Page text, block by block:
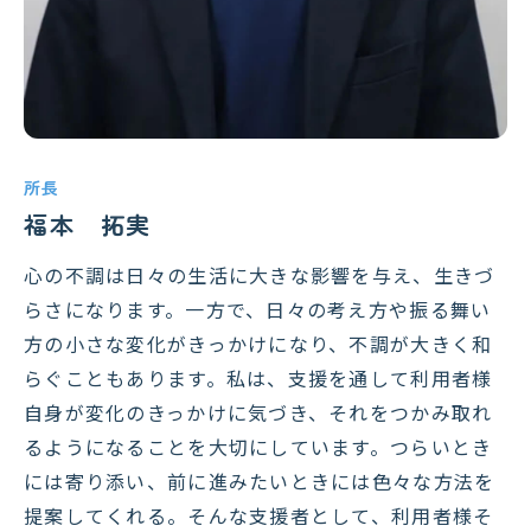
所長
福本 拓実
心の不調は日々の生活に大きな影響を与え、生きづ
らさになります。一方で、日々の考え方や振る舞い
方の小さな変化がきっかけになり、不調が大きく和
らぐこともあります。私は、支援を通して利用者様
自身が変化のきっかけに気づき、それをつかみ取れ
るようになることを大切にしています。つらいとき
には寄り添い、前に進みたいときには色々な方法を
提案してくれる。そんな支援者として、利用者様そ